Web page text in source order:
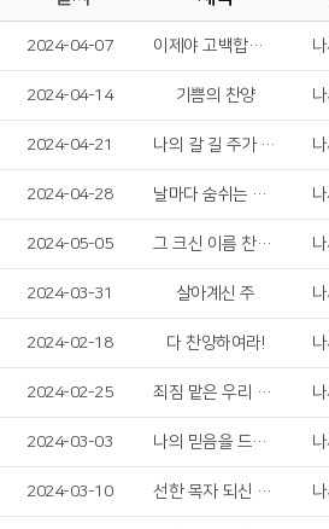
2024-04-07 이제야 고백합니다
2024-04-14 기쁨의 찬양
2024-04-21 나의 갈 길 주가 인도하시네
2024-04-28 날마다 숨쉬는 순간마다
2024-05-05 그 크신 이름 찬양해
2024-03-31 살아계신 주
2024-02-18 다 찬양하여라!
2024-02-25 죄짐 맡은 우리 구주
2024-03-03 나의 믿음을 드러냅니다
2024-03-10 선한 목자 되신 우리 주